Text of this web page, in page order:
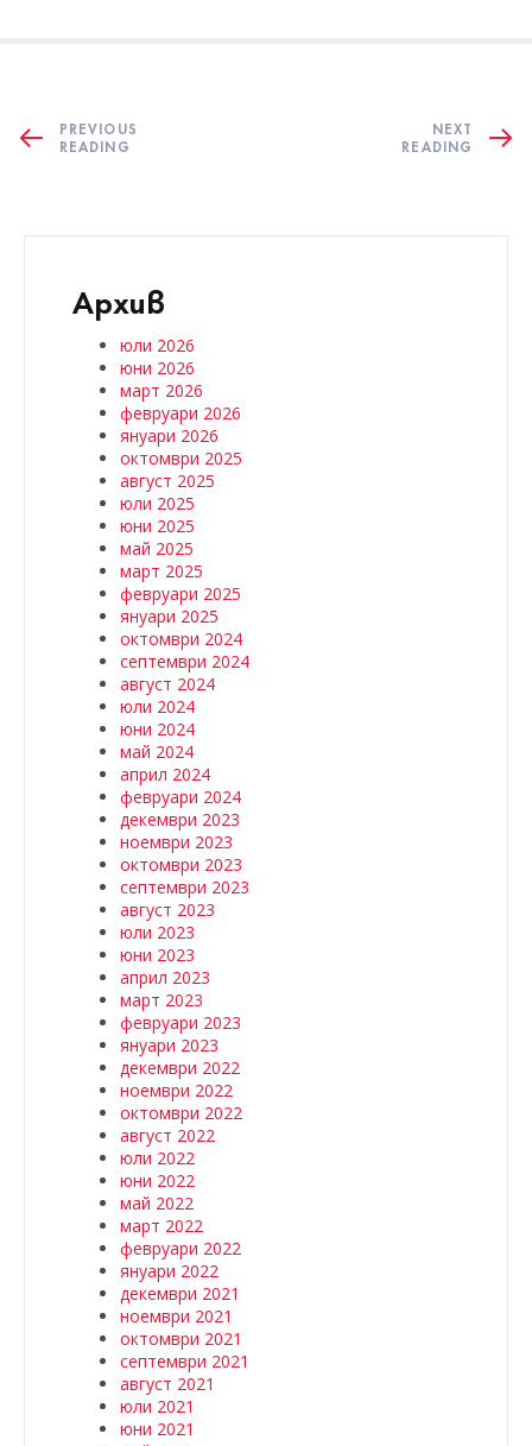
PREVIOUS
READING
NEXT
READING
Архив
юли 2026
юни 2026
март 2026
февруари 2026
януари 2026
октомври 2025
август 2025
юли 2025
юни 2025
май 2025
март 2025
февруари 2025
януари 2025
октомври 2024
септември 2024
август 2024
юли 2024
юни 2024
май 2024
април 2024
февруари 2024
декември 2023
ноември 2023
октомври 2023
септември 2023
август 2023
юли 2023
юни 2023
април 2023
март 2023
февруари 2023
януари 2023
декември 2022
ноември 2022
октомври 2022
август 2022
юли 2022
юни 2022
май 2022
март 2022
февруари 2022
януари 2022
декември 2021
ноември 2021
октомври 2021
септември 2021
август 2021
юли 2021
юни 2021